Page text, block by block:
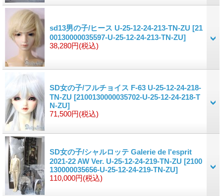
sd13男の子/ヒース U-25-12-24-213-TN-ZU [21
00130000035597-U-25-12-24-213-TN-ZU]
38,280円(税込)
SD女の子/フルチョイス F-63 U-25-12-24-218-
TN-ZU [2100130000035702-U-25-12-24-218-T
N-ZU]
71,500円(税込)
SD女の子/シャルロッテ Galerie de l'esprit
2021-22 AW Ver. U-25-12-24-219-TN-ZU [2100
130000035656-U-25-12-24-219-TN-ZU]
110,000円(税込)